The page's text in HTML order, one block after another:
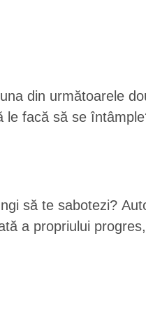
din următoarele
le facă să se
să te sabotezi?
a propriului